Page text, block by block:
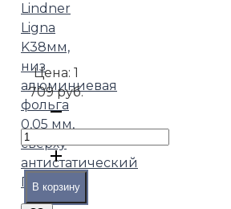
Lindner
Ligna
K38мм,
низ
алюминиевая
фольга
0,05 мм,
сверху
антистатический
ПВХ
Цена:1
709 руб.
В корзину